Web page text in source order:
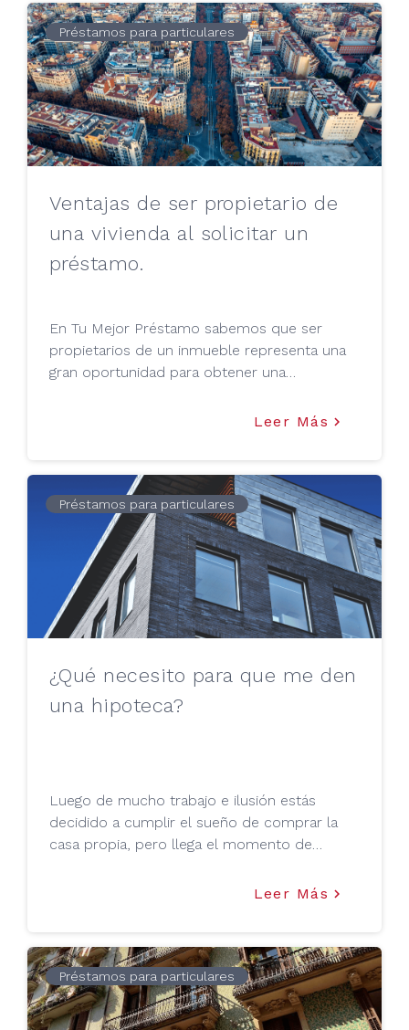
ésta sería la mejor opción hoy en día. Aquí te
lo contamos.
Préstamos para particulares
Ventajas de ser propietario de
una vivienda al solicitar un
préstamo.
En Tu Mejor Préstamo sabemos que ser
propietarios de un inmueble representa una
gran oportunidad para obtener una
obteniendo ganancias a través de su alquiler
encontramos en una situación de necesidad
financiera rápida y sencilla, sin
documentación excesiva o largos trámites.
Leer Más keyboard_arrow_right
Préstamos para particulares
¿Qué necesito para que me den
una hipoteca?
Luego de mucho trabajo e ilusión estás
decidido a cumplir el sueño de comprar la
casa propia, pero llega el momento de
si este te podrá conceder la hipoteca.
Mejor Préstamo te lo cuenta en este artículo.
Leer Más keyboard_arrow_right
Préstamos para particulares